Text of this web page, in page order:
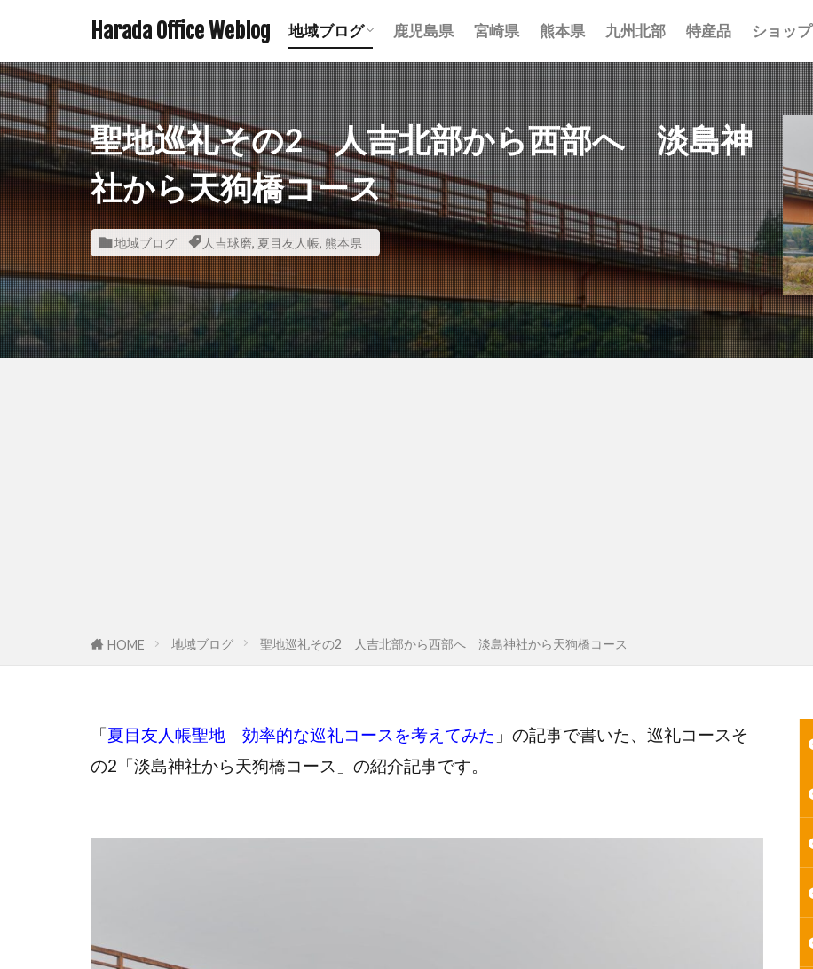
Harada Office Weblog 地域ブログ
アニメ聖地記事 まとめ
ミステリースポット まとめ
珍スポット まとめ
遺構探訪記事 まとめ
鉄道関連記事 まとめ
ダムの記事 まとめ
鹿児島の神社一覧
宮崎の神社一覧
熊本の神社一覧
鹿児島県 宮崎県 熊本県 九州北部 特産品 ショップ
聖地巡礼その2 人吉北部から西部へ 淡島神
社から天狗橋コース
地域ブログ 人吉球磨, 夏目友人帳, 熊本県
HOME 地域ブログ 聖地巡礼その2 人吉北部から西部へ 淡島神社から天狗橋コース
「夏目友人帳聖地 効率的な巡礼コースを考えてみた 」の記事で書いた、巡礼コースそ
の2「淡島神社から天狗橋コース」の紹介記事です。